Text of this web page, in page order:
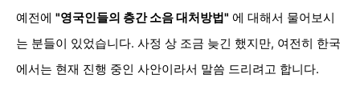
예전에 "영국인들의 층간 소음 대처방법" 에 대해서 물어보시
는 분들이 있었습니다. 사정 상 조금 늦긴 했지만, 여전히 한국
에서는 현재 진행 중인 사안이라서 말씀 드리려고 합니다.